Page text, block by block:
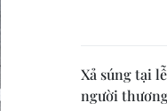
Xả súng tại
người